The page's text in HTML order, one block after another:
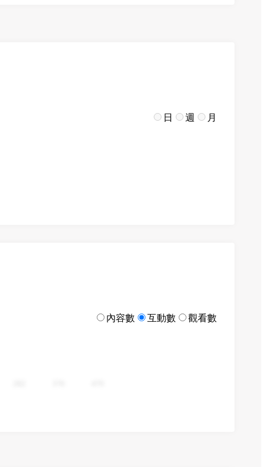
日 週 月
內容數 互動數 觀看數